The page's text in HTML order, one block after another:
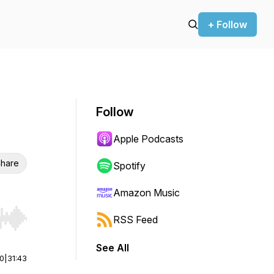
+ Follow
Hold shift to jump forward or backward.
31:43
Follow
Apple Podcasts
Spotify
Amazon Music
RSS Feed
See All